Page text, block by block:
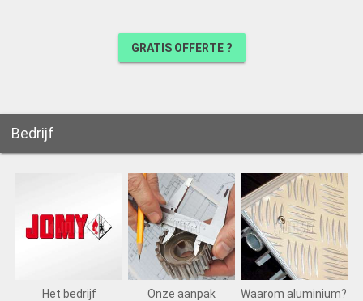
GRATIS OFFERTE ?
Bedrijf
Het bedrijf Onze aanpak Waarom aluminium?